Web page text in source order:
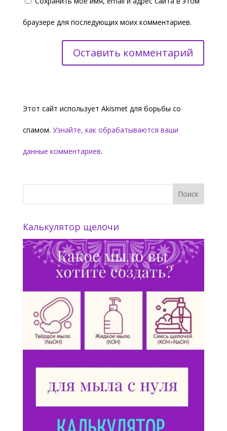
браузере для последующих моих комментариев.
Этот сайт использует Akismet для борьбы со
спамом. Узнайте, как обрабатываются ваши
данные комментариев.
Калькулятор щелочи